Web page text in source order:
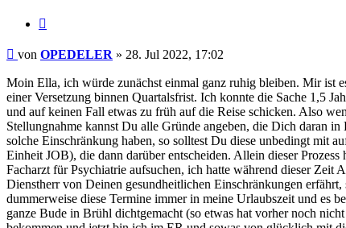
Beitrag
von OPEDELER » 28. Jul 2022, 17:02
Moin Ella, ich würde zunächst einmal ganz ruhig bleiben. Mir ist
einer Versetzung binnen Quartalsfrist. Ich konnte die Sache 1,5
und auf keinen Fall etwas zu früh auf die Reise schicken. Also
Stellungnahme kannst Du alle Gründe angeben, die Dich daran
solche Einschränkung haben, so solltest Du diese unbedingt mit
Einheit JOB), die dann darüber entscheiden. Allein dieser
Facharzt für Psychiatrie aufsuchen, ich hatte während dieser Zeit
Dienstherr von Deinen gesundheitlichen Einschränkungen
dummerweise diese Termine immer in meine Urlaubszeit und es
ganze Bude in Brühl dichtgemacht (so etwas hat vorher noch